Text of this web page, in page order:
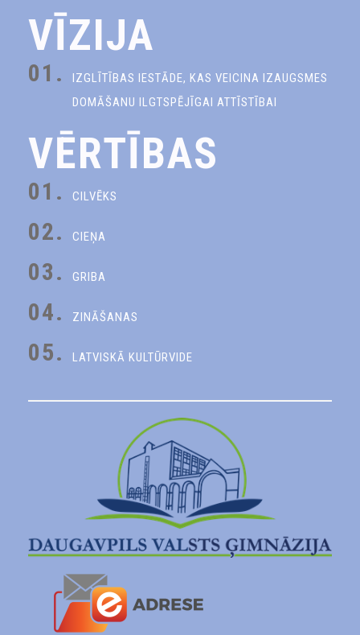
VĪZIJA
01.
IZGLĪTĪBAS IESTĀDE, KAS VEICINA IZAUGSMES
DOMĀŠANU ILGTSPĒJĪGAI ATTĪSTĪBAI
VĒRTĪBAS
01. CILVĒKS
02. CIEŅA
03. GRIBA
04. ZINĀŠANAS
05. LATVISKĀ KULTŪRVIDE